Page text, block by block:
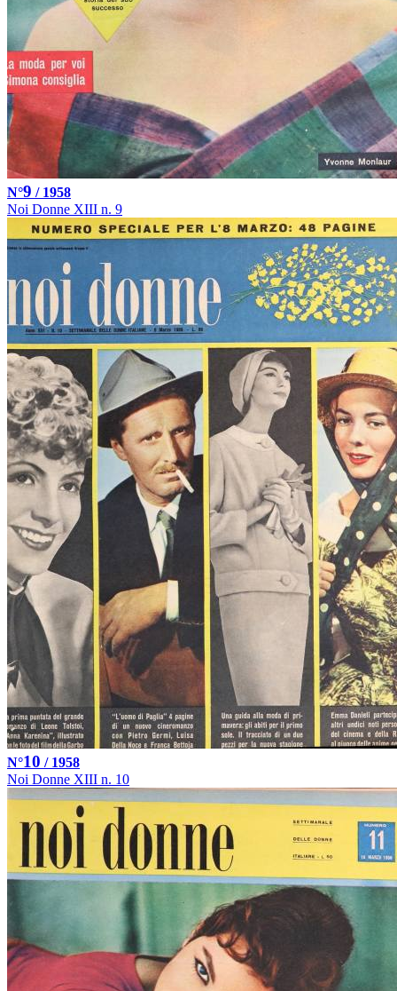
N°9 / 1958
Noi Donne XIII n. 9
N°10 / 1958
Noi Donne XIII n. 10